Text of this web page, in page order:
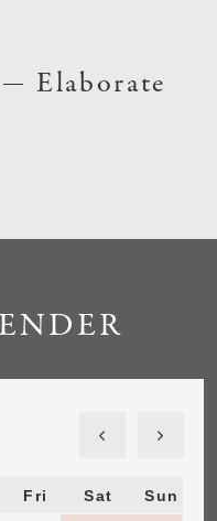
Elaborate
Fri Sat Sun